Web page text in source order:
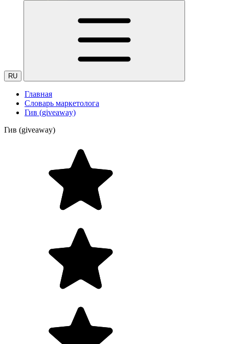
RU
Главная
Словарь маркетолога
Гив (giveaway)
Гив (giveaway)